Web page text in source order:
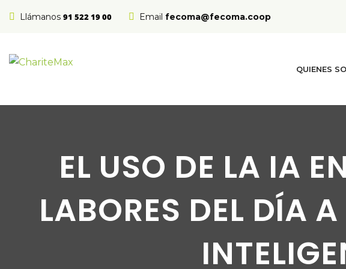
Llámanos 91 522 19 00 Email fecoma@fecoma.coop
QUIENES
EL USO DE LA IA
LABORES DEL DÍA